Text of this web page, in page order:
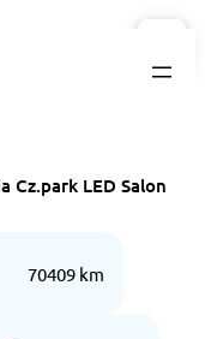
Cz.park LED Salon
70409 km